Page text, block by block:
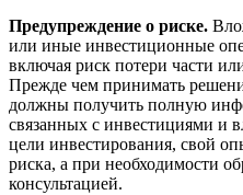
Предупреждение о риске.
или иные инвестиционные
включая риск потери части
Прежде чем принимать
должны получить полную
связанных с инвестициями и
цели инвестирования, свой
риска, а при необходимости
консультацией.